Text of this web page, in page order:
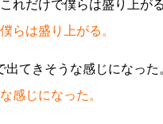
らは盛り上がる。
感じになった。